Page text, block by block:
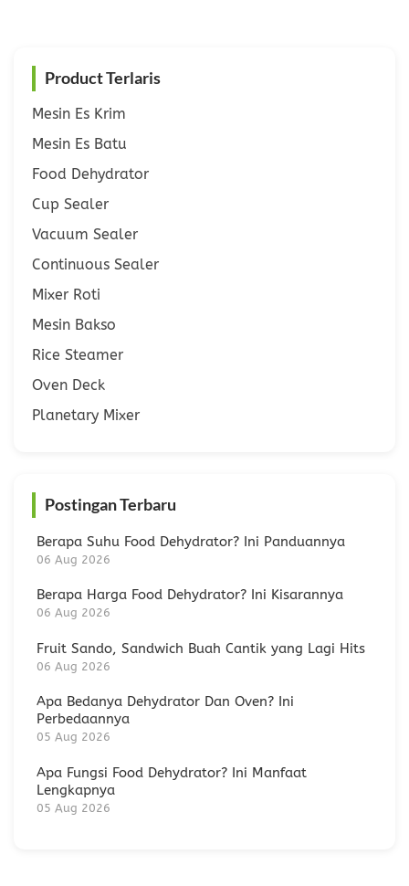
Product Terlaris
Mesin Es Krim
Mesin Es Batu
Food Dehydrator
Cup Sealer
Vacuum Sealer
Continuous Sealer
Mixer Roti
Mesin Bakso
Rice Steamer
Oven Deck
Planetary Mixer
Postingan Terbaru
Berapa Suhu Food Dehydrator? Ini Panduannya
06 Aug 2026
Berapa Harga Food Dehydrator? Ini Kisarannya
06 Aug 2026
Fruit Sando, Sandwich Buah Cantik yang Lagi Hits
06 Aug 2026
Apa Bedanya Dehydrator Dan Oven? Ini
Perbedaannya
05 Aug 2026
Apa Fungsi Food Dehydrator? Ini Manfaat
Lengkapnya
05 Aug 2026